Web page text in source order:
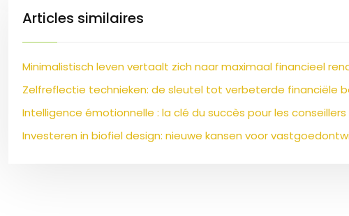
Articles similaires
Minimalistisch leven vertaalt zich naar maximaal financieel
Zelfreflectie technieken: de sleutel tot verbeterde financiële
Intelligence émotionnelle : la clé du succès pour les
Investeren in biofiel design: nieuwe kansen voor